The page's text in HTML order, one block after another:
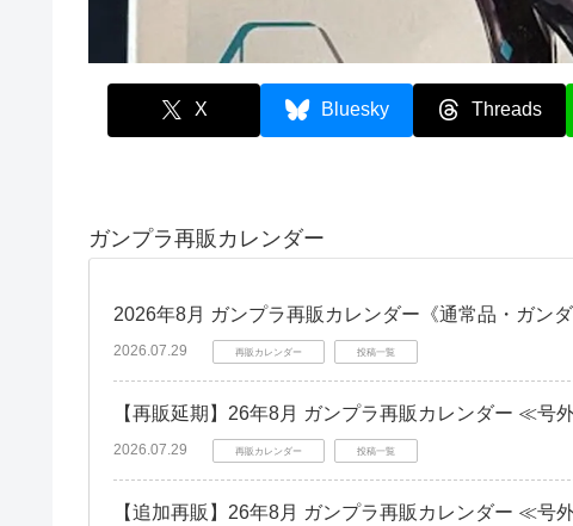
X Bluesky Threads
ガンプラ再販カレンダー
2026年8月 ガンプラ再販カレンダー《通常品・ガン
2026.07.29 再販カレンダー 投稿一覧
【再販延期】26年8月 ガンプラ再販カレンダー ≪号
2026.07.29 再販カレンダー 投稿一覧
【追加再販】26年8月 ガンプラ再販カレンダー ≪号